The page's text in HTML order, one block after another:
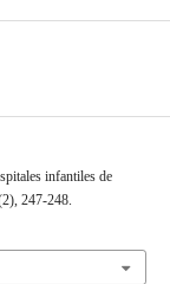
infantiles de
247-248.